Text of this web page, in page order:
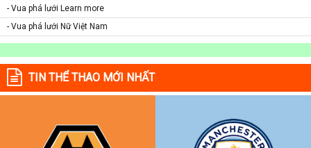
- Vua phá lưới Learn more
- Vua phá lưới Nữ Việt Nam
TIN THỂ THAO MỚI NHẤT